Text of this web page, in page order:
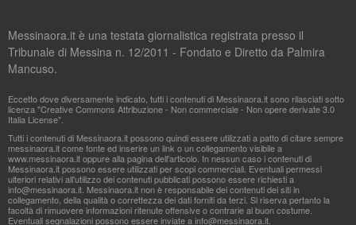
Messinaora.it è una testata giornalistica registrata presso il
Tribunale di Messina n. 12/2011 - Fondato e Diretto da Palmira
Mancuso.
Eccetto dove diversamente indicato, tutti i contenuti di Messinaora.it sono rilasciati sotto
licenza "Creative Commons Attribuzione - Non commerciale - Non opere derivate 3.0
Italia License".
Tutti i contenuti di Messinaora.it possono quindi essere utilizzati a patto di citare sempre
messinaora.it come fonte ed inserire un link o un collegamento visibile a
www.messinaora.it oppure alla pagina dell'articolo. In nessun caso i contenuti di
Messinaora.it possono essere utilizzati per scopi commerciali. Eventuali permessi
ulteriori relativi all'utilizzo dei contenuti pubblicati possono essere richiesti a
info@messinaora.it . Messinaora.it non è responsabile dei contenuti dei siti in
collegamento, della qualità o correttezza dei dati forniti da terzi. Si riserva pertanto la
facoltà di rimuovere informazioni ritenute offensive o contrarie al buon costume.
Eventuali segnalazioni possono essere inviate ainfo@messinaora.it